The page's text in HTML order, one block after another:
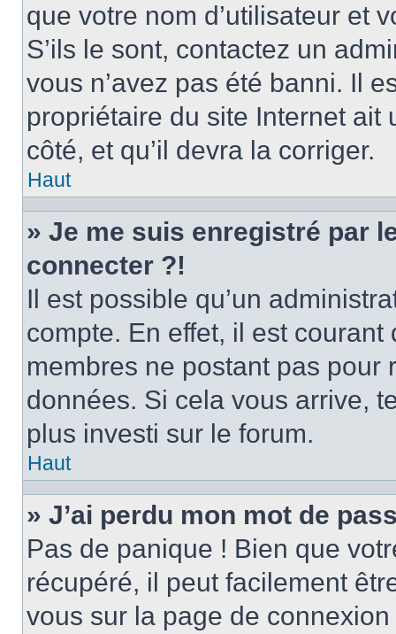
que votre nom d’utilisateur et
S’ils le sont, contactez un
vous n’avez pas été banni. Il
propriétaire du site Internet
côté, et qu’il devra la corriger.
Haut
» Je me suis enregistré par
connecter ?!
Il est possible qu’un
compte. En effet, il est
membres ne postant pas
données. Si cela vous arrive,
plus investi sur le forum.
Haut
» J’ai perdu mon mot de
Pas de panique ! Bien que
récupéré, il peut facilement
vous sur la page de